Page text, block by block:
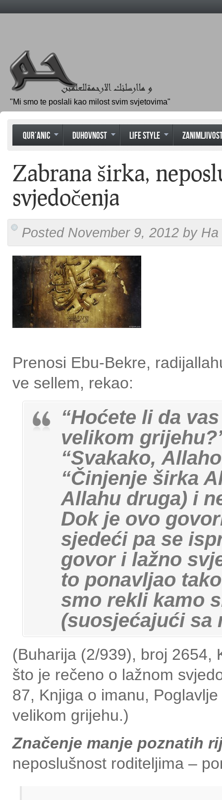
"Mi smo te poslali kao milost svim svjetovima"
QUR’ANIC DUHOVNOST LIFE STYLE
Zabrana širka,
svjedočenja
Posted November 9, 2012 by Ha
Prenosi Ebu-Bekre,
ve sellem, rekao:
“Hoćete li da
velikom
“Svakako,
“Činjenje širka
Allahu druga) i
Dok je ovo
sjedeći pa se
govor i lažno
to ponavljao
smo rekli kamo
(suosjećajući sa
(Buharija (2/939), broj 2654,
što je rečeno o lažnom
87, Knjiga o imanu,
velikom grijehu.)
Značenje manje poznatih
neposlušnost roditeljima –